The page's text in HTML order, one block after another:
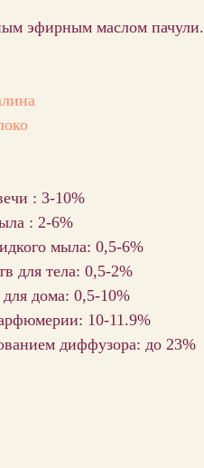
эфирным маслом пачули.
: 3-10%
: 2-6%
мыла: 0,5-6%
для тела: 0,5-2%
для дома: 0,5-10%
10-11.9%
диффузора: до 23%